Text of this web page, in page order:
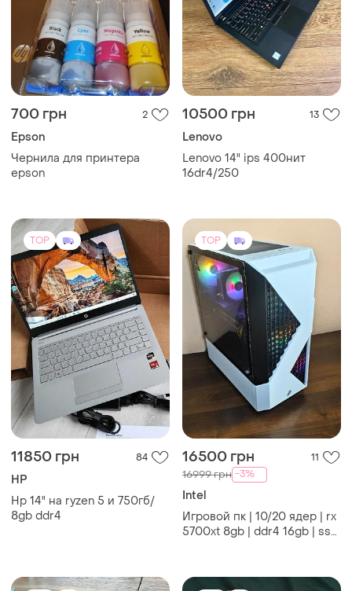
700 грн 2
Epson
Чернила для принтера
epson
10500 грн 13
Lenovo
Lenovo 14" ips 400нит
16dr4/250
TOP
11850 грн 84
HP
Hp 14" на ryzen 5 и 750гб/
8gb ddr4
TOP
16500 грн 11
16999 грн -3%
Intel
Игровой пк | 10/20 ядер | rx
5700xt 8gb | ddr4 16gb | ssd